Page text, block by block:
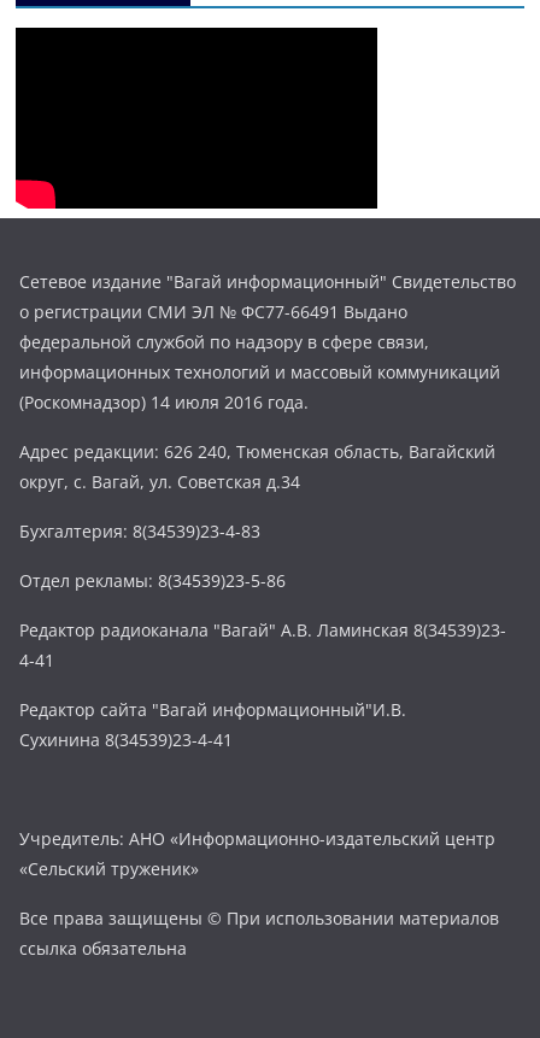
Сетевое издание "Вагай информационный" Свидетельство
о регистрации СМИ ЭЛ № ФС77-66491 Выдано
федеральной службой по надзору в сфере связи,
информационных технологий и массовый коммуникаций
(Роскомнадзор) 14 июля 2016 года.
Адрес редакции: 626 240, Тюменская область, Вагайский
округ, с. Вагай, ул. Советская д.34
Бухгалтерия: 8(34539)23-4-83
Отдел рекламы: 8(34539)23-5-86
Редактор радиоканала "Вагай" А.В. Ламинская 8(34539)23-
4-41
Редактор сайта "Вагай информационный"И.В.
Сухинина 8(34539)23-4-41
Учредитель: АНО «Информационно-издательский центр
«Сельский труженик»
Все права защищены © При использовании материалов
ссылка обязательна